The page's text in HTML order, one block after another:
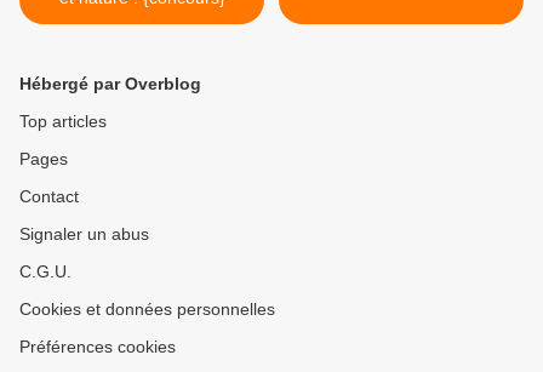
Hébergé par Overblog
Top articles
Pages
Contact
Signaler un abus
C.G.U.
Cookies et données personnelles
Préférences cookies